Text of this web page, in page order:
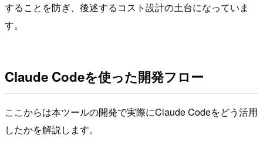
することを防ぎ、後述するコスト設計の土台になっていま
す。
Claude Codeを使った開発フロー
ここからは本ツールの開発で実際にClaude Codeをどう活用
したかを解説します。